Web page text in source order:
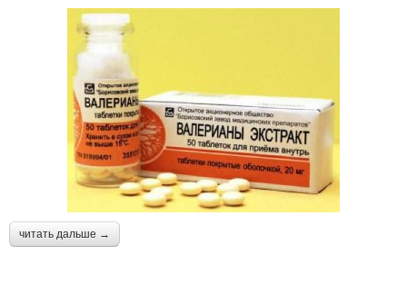
читать дальше →